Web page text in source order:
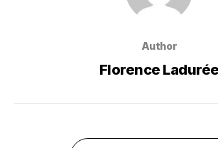
Author
Florence Ladurée